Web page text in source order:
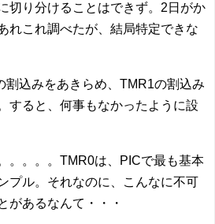
切り分けることはできず。2日がか
れこれ調べたが、結局特定できな
割込みをあきらめ、TMR1の割込み
すると、何事もなかったように設
。。。。TMR0は、PICで最も基本
プル。それなのに、こんなに不可
があるなんて・・・